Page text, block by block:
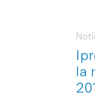
la